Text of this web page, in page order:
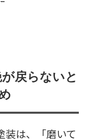
戻らないと
装は、「磨いて